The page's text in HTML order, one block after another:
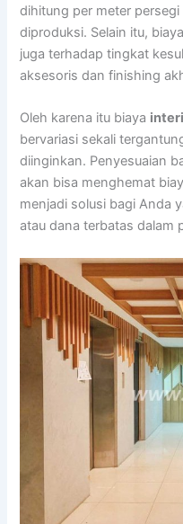
dihitung per meter
diproduksi. Selain itu,
juga terhadap tingkat
aksesoris dan finishing
Oleh karena itu biaya
bervariasi sekali
diinginkan. Penyesuaian
akan bisa menghemat
menjadi solusi bagi Anda
atau dana terbatas dalam